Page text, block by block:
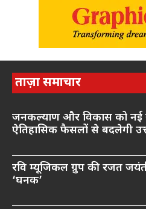
ताज़ा समाचार
जनकल्याण और विकास को नई
ऐतिहासिक फैसलों से बदलेगी
रवि म्यूजिकल ग्रुप की रजत
‘घनक’